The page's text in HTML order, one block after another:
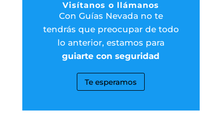
Visítanos o llámanos
Con Guías Nevada no te
tendrás que preocupar de todo
lo anterior, estamos para
guiarte con seguridad
Te esperamos